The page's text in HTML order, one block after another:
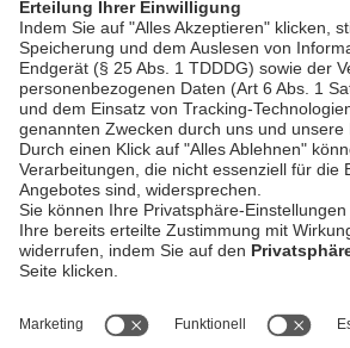
AGB / Gewinnspiele
Datenschutz
Impressum